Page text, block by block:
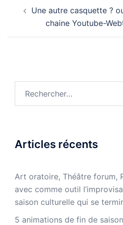
d’article
Une autre casquette ?
chaine Youtube-
Articles récents
Art oratoire, Théâtre forum,
avec comme outil
saison culturelle qui se
5 animations de fin de